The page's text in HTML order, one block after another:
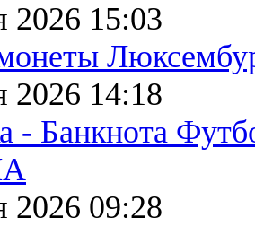
2026 15:03
2026 14:18
- Банкнота
2026 09:28